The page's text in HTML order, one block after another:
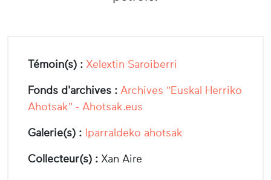
Témoin(s) : Xelextin Saroiberri
Fonds d'archives : Archives "Euskal Herriko
Ahotsak" - Ahotsak.eus
Galerie(s) : Iparraldeko ahotsak
Collecteur(s) : Xan Aire